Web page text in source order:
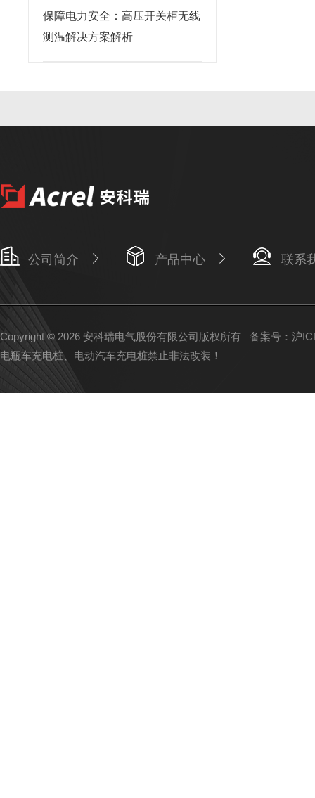
保障电力安全：高压开关柜无线
测温解决方案解析
公司简介 产品中心 联系
Copyright © 2026 安科瑞电气股份有限公司版权所有 备案号：沪
电瓶车充电桩、电动汽车充电桩禁止非法改装！